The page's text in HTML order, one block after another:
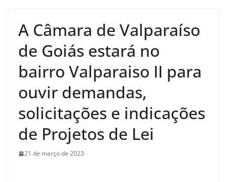
A Câmara de Valparaíso
de Goiás estará no
bairro Valparaiso II para
ouvir demandas,
solicitações e indicações
de Projetos de Lei
21 de março de 2023